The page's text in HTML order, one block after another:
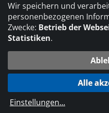
© 2026 DVS Media
die
Wir speichern und
personenbezogenen
Zwecke: Betrieb der
Statistiken.
Alle
Einstellungen...